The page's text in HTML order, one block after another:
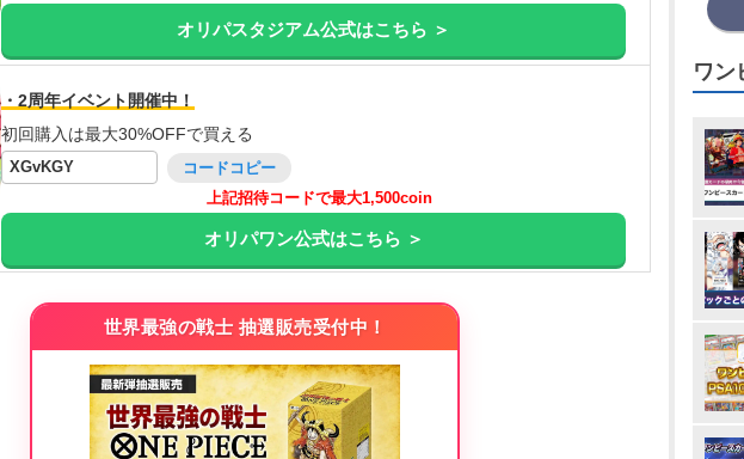
オリパスタジアム公式はこちら ＞
・2周年イベント開催中！
初回購入は最大30%OFFで買える
XGvKGY
コードコピー
上記招待コードで最大1,500coin
オリパワン公式はこちら ＞
世界最強の戦士 抽選販売受付中！
ワン